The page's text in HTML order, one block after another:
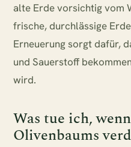
alte Erde vorsichtig vom
frische, durchlässige
Erneuerung sorgt dafür,
und Sauerstoff
wird.
Was tue ich,
Olivenbaums